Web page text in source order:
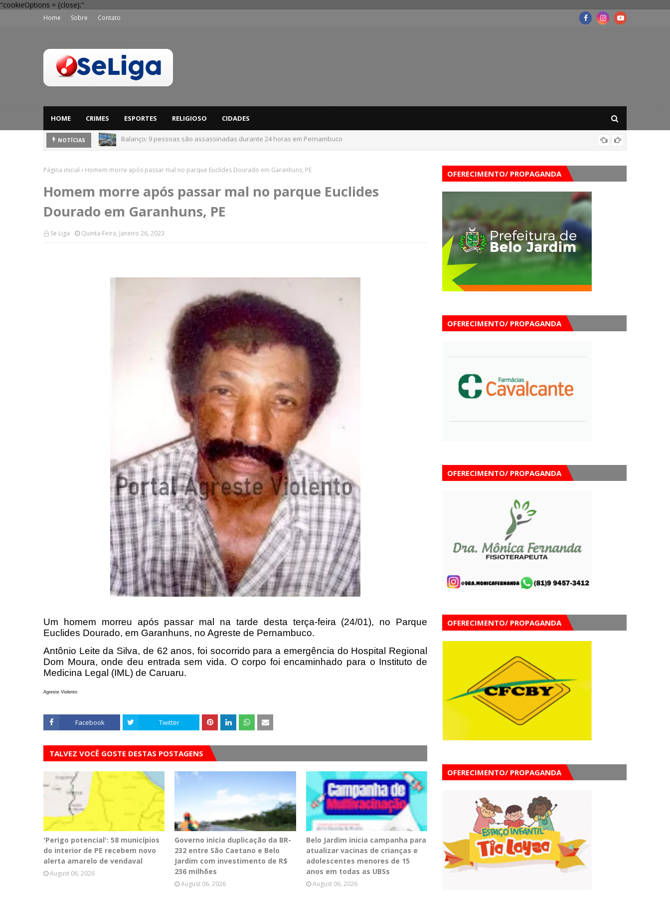
"cookieOptions = {close};"
Home Sobre Contato
HOME CRIMES ESPORTES RELIGIOSO CIDADES
NOTÍCIAS 'Perigo potencial': 58 municípios do interior de PE recebem novo alerta amarelo de vendaval
Página inicial Homem morre após passar mal no parque Euclides Dourado em Garanhuns, PE
Homem morre após passar mal no parque Euclides
Dourado em Garanhuns, PE
Se Liga Quinta-Feira, Janeiro 26, 2023
Um homem morreu após passar mal na tarde desta terça-feira (24/01), no Parque
Euclides Dourado, em Garanhuns, no Agreste de Pernambuco.
Antônio Leite da Silva, de 62 anos, foi socorrido para a emergência do Hospital Regional
Dom Moura, onde deu entrada sem vida. O corpo foi encaminhado para o Instituto de
Medicina Legal (IML) de Caruaru.
Agreste Violento
Facebook Twitter
TALVEZ VOCÊ GOSTE DESTAS POSTAGENS
'Perigo potencial': 58 municípios
do interior de PE recebem novo
alerta amarelo de vendaval
August 06, 2026
Governo inicia duplicação da BR-
232 entre São Caetano e Belo
Jardim com investimento de R$
236 milhões
August 06, 2026
Belo Jardim inicia campanha para
atualizar vacinas de crianças e
adolescentes menores de 15
anos em todas as UBSs
August 06, 2026
OFERECIMENTO/ PROPAGANDA
OFERECIMENTO/ PROPAGANDA
OFERECIMENTO/ PROPAGANDA
OFERECIMENTO/ PROPAGANDA
OFERECIMENTO/ PROPAGANDA